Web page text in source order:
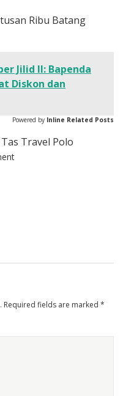
Ribu Batang
Jilid II: Bapenda
Diskon dan
Powered by Inline Related Posts
Required fields are marked *